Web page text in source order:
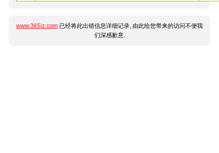
www.365jz.com 已经将此出错信息详细记录, 由此给您带来的访问不便我
们深感歉意.